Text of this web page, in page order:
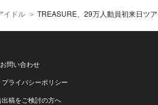
イドル TREASURE、29万人動員初来日ツアー完走「トゥメの皆さんと過ご
お問い合わせ
プライバシーポリシー
出稿をご検討の方へ